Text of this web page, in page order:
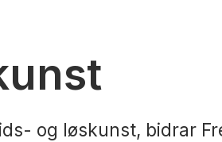
og løskunst, bidrar